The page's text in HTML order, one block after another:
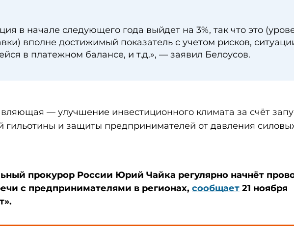
в начале следующего года выйдет на 3%, так что это
вполне достижимый показатель с учетом рисков,
в платежном балансе, и т.д.», — заявил Белоусов.
— улучшение инвестиционного климата за счёт
гильотины и защиты предпринимателей от давления
прокурор России Юрий Чайка регулярно начнёт
с предпринимателями в регионах, сообщает 21 ноября